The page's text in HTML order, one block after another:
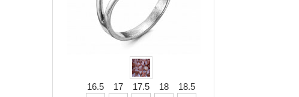
16.5 17 17.5 18 18.5